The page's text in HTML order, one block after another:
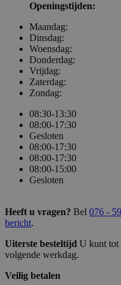
Openingstijden:
Maandag:
Dinsdag:
Woensdag:
Donderdag:
Vrijdag:
Zaterdag:
Zondag:
08:30-13:30
08:00-17:30
Gesloten
08:00-17:30
08:00-17:30
08:00-15:00
Gesloten
Heeft u vragen? Bel 076 -
bericht.
Uiterste besteltijd U kunt tot
volgende werkdag.
Veilig betalen